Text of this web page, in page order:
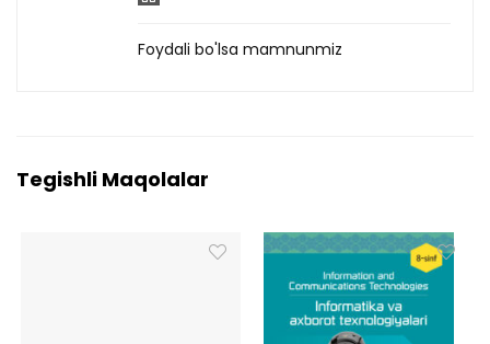
Foydali bo'lsa mamnunmiz
Tegishli Maqolalar